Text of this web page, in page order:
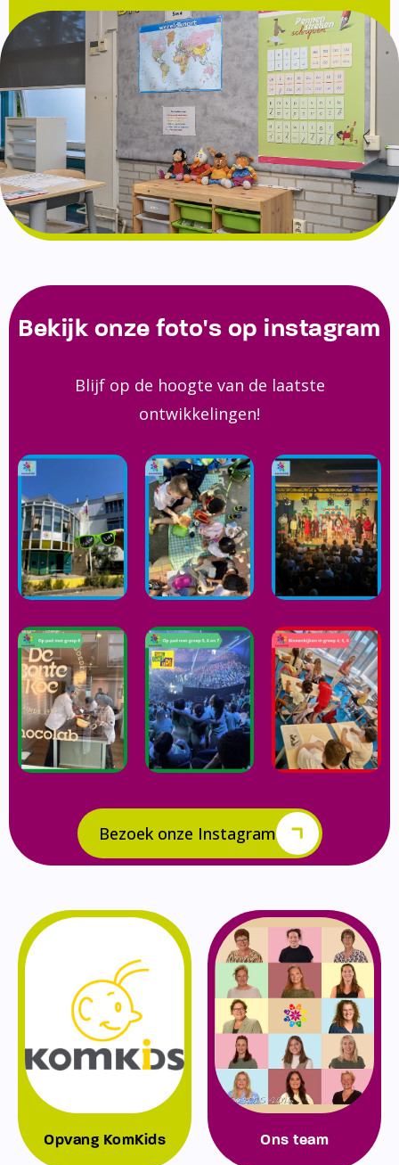
Bekijk onze foto's op instagram
Blijf op de hoogte van de laatste
ontwikkelingen!
Bezoek onze Instagram
Opvang KomKids Ons team